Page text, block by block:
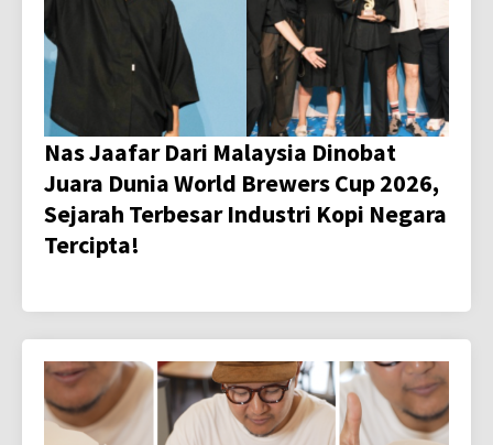
Nas Jaafar Dari Malaysia Dinobat
Juara Dunia World Brewers Cup 2026,
Sejarah Terbesar Industri Kopi Negara
Tercipta!